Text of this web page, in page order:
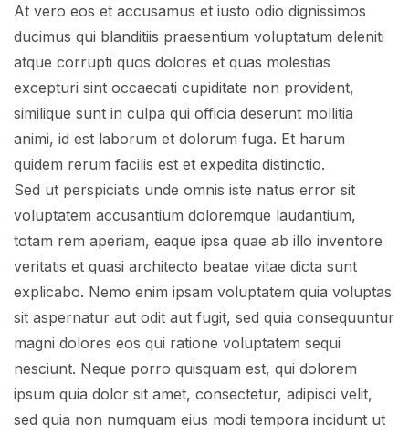
At vero eos et accusamus et iusto odio dignissimos
ducimus qui blanditiis praesentium voluptatum deleniti
atque corrupti quos dolores et quas molestias
excepturi sint occaecati cupiditate non provident,
similique sunt in culpa qui officia deserunt mollitia
animi, id est laborum et dolorum fuga. Et harum
quidem rerum facilis est et expedita distinctio.
Sed ut perspiciatis unde omnis iste natus error sit
voluptatem accusantium doloremque laudantium,
totam rem aperiam, eaque ipsa quae ab illo inventore
veritatis et quasi architecto beatae vitae dicta sunt
explicabo. Nemo enim ipsam voluptatem quia voluptas
sit aspernatur aut odit aut fugit, sed quia consequuntur
magni dolores eos qui ratione voluptatem sequi
nesciunt. Neque porro quisquam est, qui dolorem
ipsum quia dolor sit amet, consectetur, adipisci velit,
sed quia non numquam eius modi tempora incidunt ut